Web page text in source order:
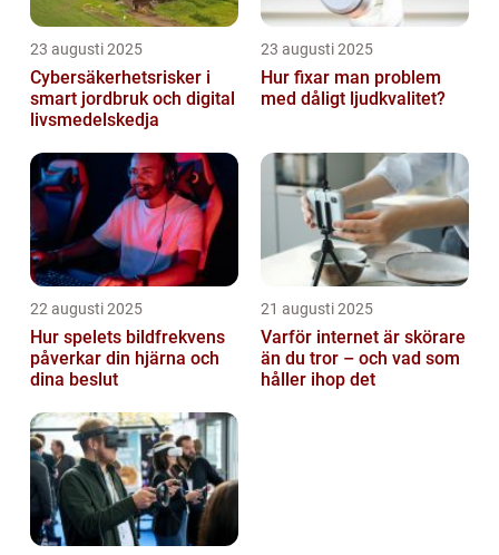
23 augusti 2025
Cybersäkerhetsrisker i
smart jordbruk och digital
livsmedelskedja
23 augusti 2025
Hur fixar man problem
med dåligt ljudkvalitet?
22 augusti 2025
Hur spelets bildfrekvens
påverkar din hjärna och
dina beslut
21 augusti 2025
Varför internet är skörare
än du tror – och vad som
håller ihop det